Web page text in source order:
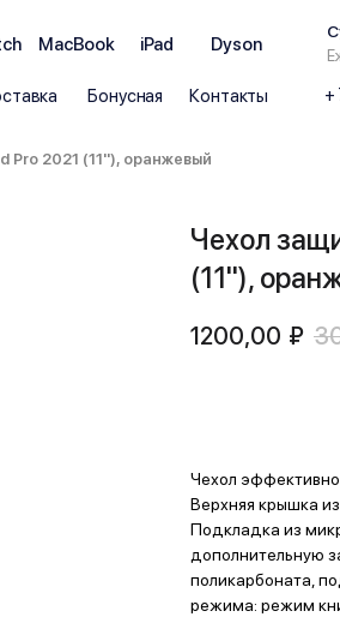
MacBook Dyson
+
Контакты
Бонусная
iPad
Pro 2021 (11''), оранжевый
Чехол
(11''),
1200,00 ₽
Чехол
Верхняя крышка
Подкладка из
дополнительную
поликарбоната,
режима: режим